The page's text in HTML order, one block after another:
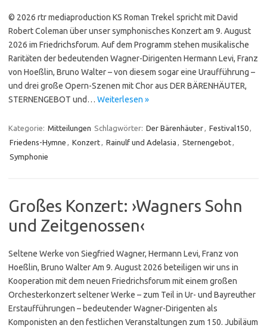
© 2026 rtr mediaproduction KS Roman Trekel spricht mit David
Robert Coleman über unser symphonisches Konzert am 9. August
2026 im Friedrichsforum. Auf dem Programm stehen musikalische
Raritäten der bedeutenden Wagner-Dirigenten Hermann Levi, Franz
von Hoeßlin, Bruno Walter – von diesem sogar eine Uraufführung –
und drei große Opern-Szenen mit Chor aus DER BÄRENHÄUTER,
STER­NEN­GEBOT und… Weiterlesen »
Kategorie: Mitteilungen Schlagwörter: Der Bärenhäuter, Festival150,
Friedens-Hymne , Konzert, Rainulf und Adelasia , Sternengebot,
Symphonie
Großes Konzert: ›Wagners Sohn
und Zeitgenossen‹
Seltene Werke von Siegfried Wagner, Hermann Levi, Franz von
Hoeßlin, Bruno Walter Am 9. August 2026 beteiligen wir uns in
Kooperation mit dem neuen Friedrichsforum mit einem großen
Orchesterkonzert seltener Werke – zum Teil in Ur- und Bayreuther
Erstaufführungen – bedeutender Wagner-Diri­gen­ten als
Komponisten an den festlichen Veranstaltungen zum 150. Jubiläum